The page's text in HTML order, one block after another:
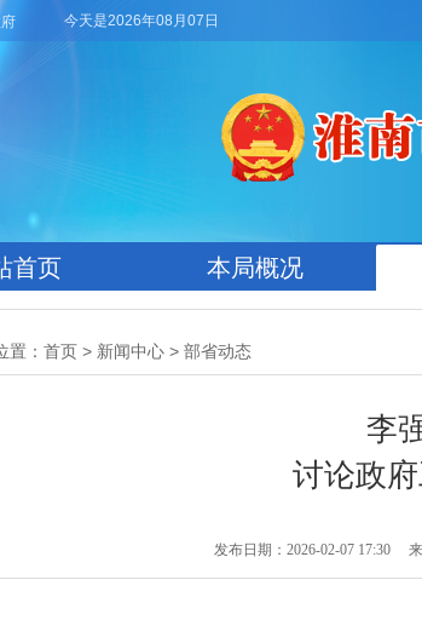
今天是2026年08月07日
首页 本局概况
置： 首页 > 新闻中心 > 部省动态
李
讨论政
发布日期：2026-02-07 17:30